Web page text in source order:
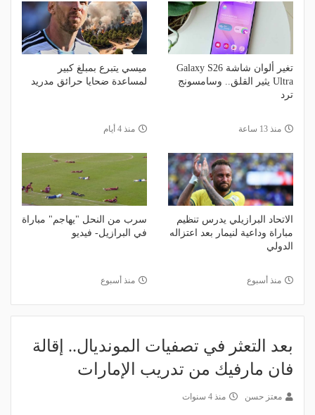
تغير ألوان شاشة Galaxy S26
Ultra يثير القلق.. وسامسونج
ترد
منذ 13 ساعة
ميسي يتبرع بمبلغ كبير
لمساعدة ضحايا حرائق مدريد
منذ 4 أيام
الاتحاد البرازيلي يدرس تنظيم
مباراة وداعية لنيمار بعد اعتزاله
الدولي
منذ أسبوع
سرب من النحل "يهاجم" مباراة
في البرازيل- فيديو
منذ أسبوع
بعد التعثر في تصفيات المونديال.. إقالة
فان مارفيك من تدريب الإمارات
معتز حسن منذ 4 سنوات